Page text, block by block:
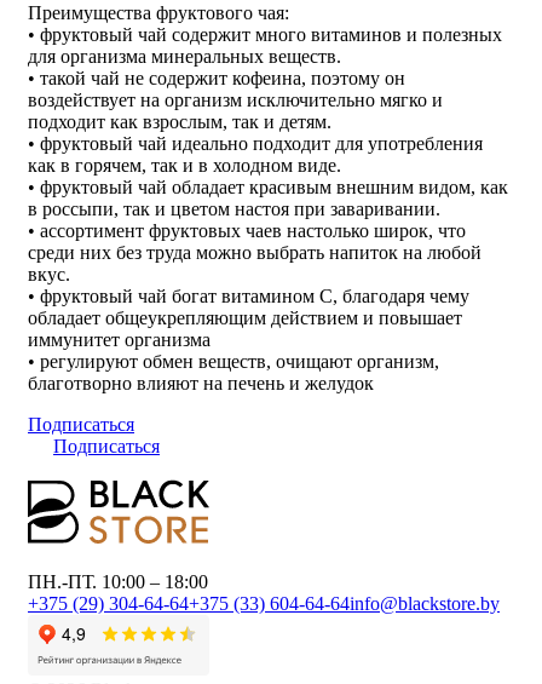
Преимущества фруктового чая:
• фруктовый чай содержит много витаминов и полезных
для организма минеральных веществ.
• такой чай не содержит кофеина, поэтому он
воздействует на организм исключительно мягко и
подходит как взрослым, так и детям.
• фруктовый чай идеально подходит для употребления
как в горячем, так и в холодном виде.
• фруктовый чай обладает красивым внешним видом, как
в россыпи, так и цветом настоя при заваривании.
• ассортимент фруктовых чаев настолько широк, что
среди них без труда можно выбрать напиток на любой
вкус.
• фруктовый чай богат витамином C, благодаря чему
обладает общеукрепляющим действием и повышает
иммунитет организма
• регулируют обмен веществ, очищают организм,
благотворно влияют на печень и желудок
Подписаться
Подписаться
ПН.-ПТ. 10:00 – 18:00
+375 (29) 304-64-64+375 (33) 604-64-64info@blackstore.by